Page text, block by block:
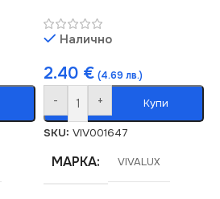
Налично
2.40 € (4.69 лв.)
- + Купи
SKU: VIV001647
МАРКА VIVALUX